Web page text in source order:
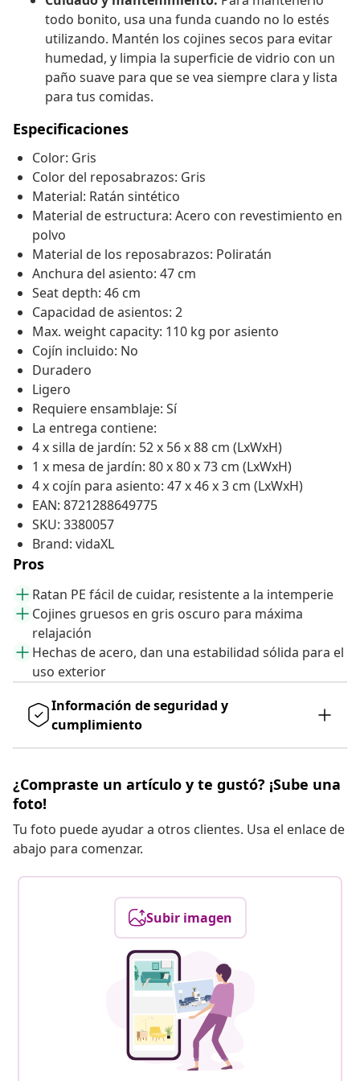
todo bonito, usa una funda cuando no lo estés
utilizando. Mantén los cojines secos para evitar
humedad, y limpia la superficie de vidrio con un
paño suave para que se vea siempre clara y lista
para tus comidas.
Especificaciones
Color: Gris
Color del reposabrazos: Gris
Material: Ratán sintético
Material de estructura: Acero con revestimiento en
polvo
Material de los reposabrazos: Poliratán
Anchura del asiento: 47 cm
Seat depth: 46 cm
Capacidad de asientos: 2
Max. weight capacity: 110 kg por asiento
Cojín incluido: No
Duradero
Ligero
Requiere ensamblaje: Sí
La entrega contiene:
4 x silla de jardín: 52 x 56 x 88 cm (LxWxH)
1 x mesa de jardín: 80 x 80 x 73 cm (LxWxH)
4 x cojín para asiento: 47 x 46 x 3 cm (LxWxH)
EAN: 8721288649775
SKU: 3380057
Brand: vidaXL
Pros
Ratan PE fácil de cuidar, resistente a la intemperie
Cojines gruesos en gris oscuro para máxima
relajación
Hechas de acero, dan una estabilidad sólida para el
uso exterior
Información de seguridad y
cumplimiento
¿Compraste un artículo y te gustó? ¡Sube una
foto!
Tu foto puede ayudar a otros clientes. Usa el enlace de
abajo para comenzar.
Subir imagen